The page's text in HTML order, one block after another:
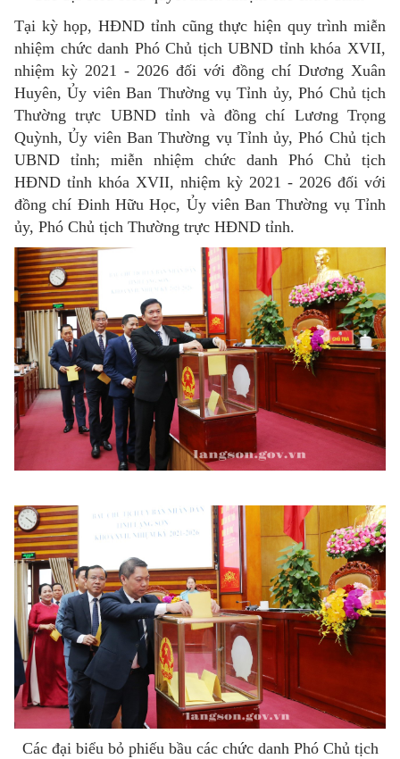
Tại kỳ họp, HĐND tỉnh cũng thực hiện quy trình miễn
nhiệm chức danh Phó Chủ tịch UBND tỉnh khóa XVII,
nhiệm kỳ 2021 - 2026 đối với đồng chí Dương Xuân
Huyên, Ủy viên Ban Thường vụ Tỉnh ủy, Phó Chủ tịch
Thường trực UBND tỉnh và đồng chí Lương Trọng
Quỳnh, Ủy viên Ban Thường vụ Tỉnh ủy, Phó Chủ tịch
UBND tỉnh; miễn nhiệm chức danh Phó Chủ tịch
HĐND tỉnh khóa XVII, nhiệm kỳ 2021 - 2026 đối với
đồng chí Đinh Hữu Học, Ủy viên Ban Thường vụ Tỉnh
ủy, Phó Chủ tịch Thường trực HĐND tỉnh.
Các đại biểu bỏ phiếu bầu các chức danh Phó Chủ tịch